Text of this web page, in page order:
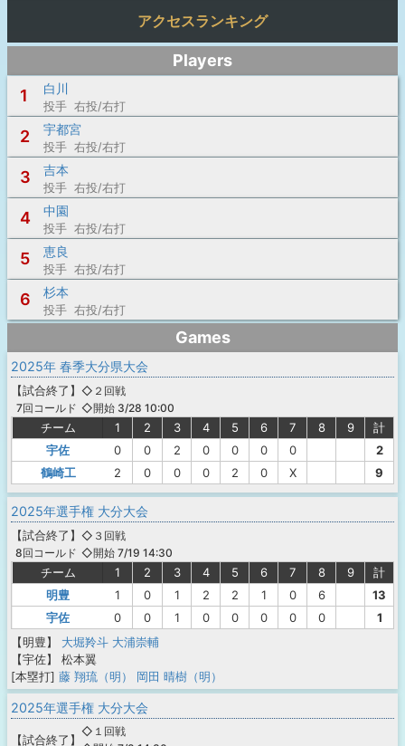
アクセスランキング
Players
1
白川
投手 右投/右打
2 宇都宮
投手 右投/右打
3 吉本
投手 右投/右打
4 中園
投手 右投/右打
5 恵良
投手 右投/右打
6 杉本
投手 右投/右打
Games
2025年 春季大分県大会
【試合終了 】
7回コールド
◇２回戦
◇開始 3/28 10:00
チーム 1 2 3 4 5 6 7 8 9
計
宇佐
0 0 2 0 0 0 0
2
鶴崎工
2 0 0 0 2 0 X 9
2025年選手権 大分大会
【試合終了 】
8回コールド
◇３回戦
◇開始 7/19 14:30
チーム 1 2 3 4 5 6 7 8 9
計
明豊
1 0 1 2 2 1 0 6
13
宇佐
0 0 1 0 0 0 0 0
1
【明豊】
大堀羚斗 大浦崇輔
【宇佐】
松本翼
[本塁打] 藤 翔琉（明） 岡田 晴樹（明）
2025年選手権 大分大会
【試合終了 】
◇１回戦